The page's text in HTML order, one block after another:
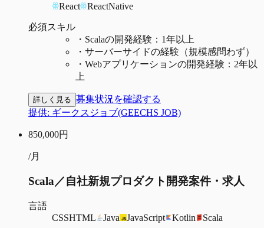
React ReactNative
必須スキル
・ Scalaの開発経験：1年以上
・ サーバーサイドの経験（規模感問わず）
・ Webアプリケーションの開発経験：2年以
上
詳しく見る 募集状況を確認する
提供: ギークスジョブ(GEECHS JOB)
850,000円
/月
Scala／自社新規プロダクト開発案件・求人
言語
CSSHTML Java JavaScript Kotlin Scala